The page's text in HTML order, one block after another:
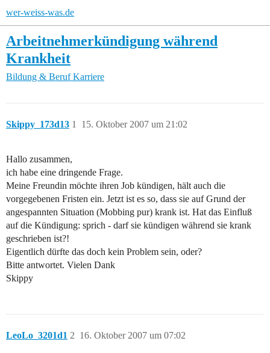
wer-weiss-was.de
Arbeitnehmerkündigung während
Krankheit
Bildung & Beruf Karriere
Skippy_173d13 15. Oktober 2007 um 21:02
1
Hallo zusammen,
ich habe eine dringende Frage.
Meine Freundin möchte ihren Job kündigen, hält auch die
vorgegebenen Fristen ein. Jetzt ist es so, dass sie auf Grund der
angespannten Situation (Mobbing pur) krank ist. Hat das Einfluß
auf die Kündigung: sprich - darf sie kündigen während sie krank
geschrieben ist?!
Eigentlich dürfte das doch kein Problem sein, oder?
Bitte antwortet. Vielen Dank
Skippy
LeoLo_3201d1 16. Oktober 2007 um 07:02
2